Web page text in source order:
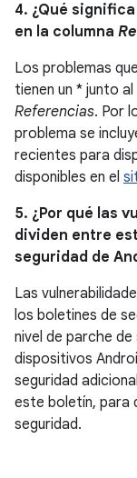
4. ¿Qué
en la columna
Los problemas
tienen un * junto
Referencias. Por
problema se
recientes para
disponibles en el
5. ¿Por qué las
dividen entre
seguridad de
Las
los boletines de
nivel de parche
dispositivos
seguridad
este boletín, para
seguridad.